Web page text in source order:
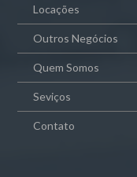
Locações
Outros Negócios
Quem Somos
Seviços
Contato